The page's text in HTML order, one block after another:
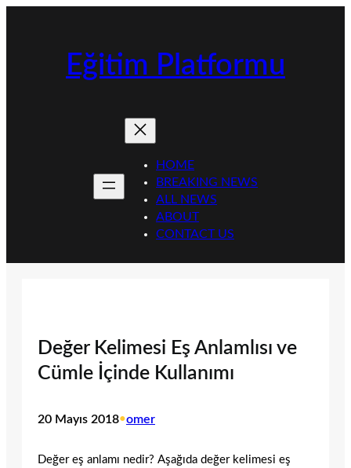
Eğitim Platformu
HOME
BREAKING NEWS
ALL NEWS
ABOUT
CONTACT US
Değer Kelimesi Eş Anlamlısı ve
Cümle İçinde Kullanımı
20 Mayıs 2018•omer
Değer eş anlamı nedir? Aşağıda değer kelimesi eş